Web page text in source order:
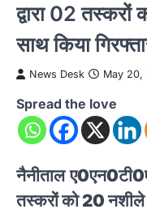
द्वारा 02
साथ किया
News Desk May 20,
Spread the love
नैनीताल
तस्करों को 20 नशीले